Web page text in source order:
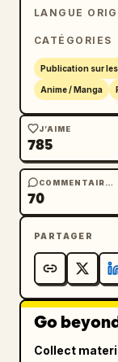
LANGUE
CATÉGORIES
Publication sur
Anime / Manga
J’AIME
785
COMMENTAIRES
70
PARTAGER
Go
Collect